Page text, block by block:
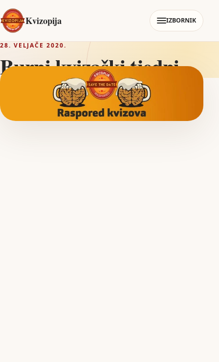
Kvizopija IZBORNIK
28. VELJAČE 2020.
Burni kvizaški tjedni